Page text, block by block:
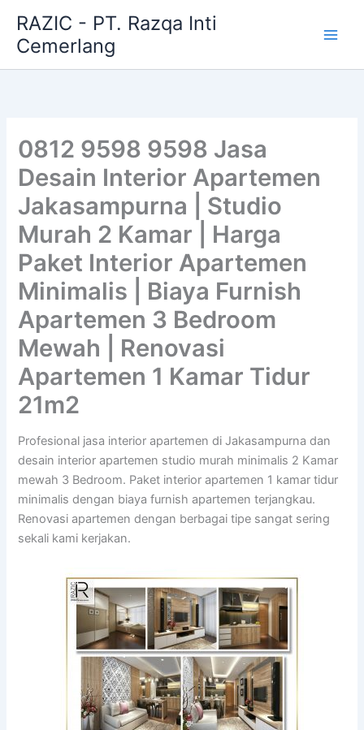
content
RAZIC - PT. Razqa Inti
Cemerlang
0812 9598 9598 Jasa
Desain Interior Apartemen
Jakasampurna | Studio
Murah 2 Kamar | Harga
Paket Interior Apartemen
Minimalis | Biaya Furnish
Apartemen 3 Bedroom
Mewah | Renovasi
Apartemen 1 Kamar Tidur
21m2
Profesional jasa interior apartemen di Jakasampurna dan
desain interior apartemen studio murah minimalis 2 Kamar
mewah 3 Bedroom. Paket interior apartemen 1 kamar tidur
minimalis dengan biaya furnish apartemen terjangkau.
Renovasi apartemen dengan berbagai tipe sangat sering
sekali kami kerjakan.